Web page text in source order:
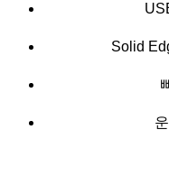
Solid